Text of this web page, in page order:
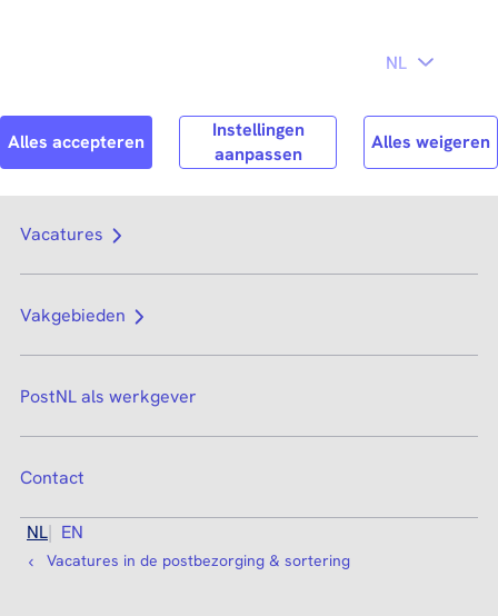
Search Zoek
Vacatures
Vakgebieden
PostNL als werkgever
Contact
NL EN
Vacatures in de postbezorging & sortering